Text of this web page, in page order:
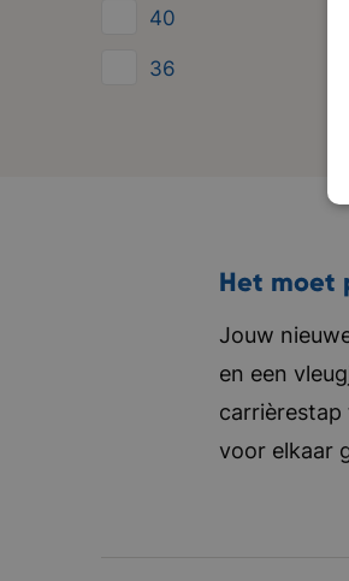
40
36
Het moet
Jouw
en een
carrièrestap
voor elkaar